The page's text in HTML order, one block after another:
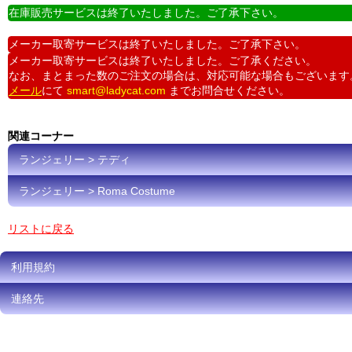
在庫販売サービスは終了いたしました。ご了承下さい。
メーカー取寄サービスは終了いたしました。ご了承下さい。
メーカー取寄サービスは終了いたしました。ご了承ください。
なお、まとまった数のご注文の場合は、対応可能な場合もございます
メールにて smart@ladycat.com までお問合せください。
関連コーナー
ランジェリー > テディ
ランジェリー > Roma Costume
リストに戻る
利用規約
連絡先